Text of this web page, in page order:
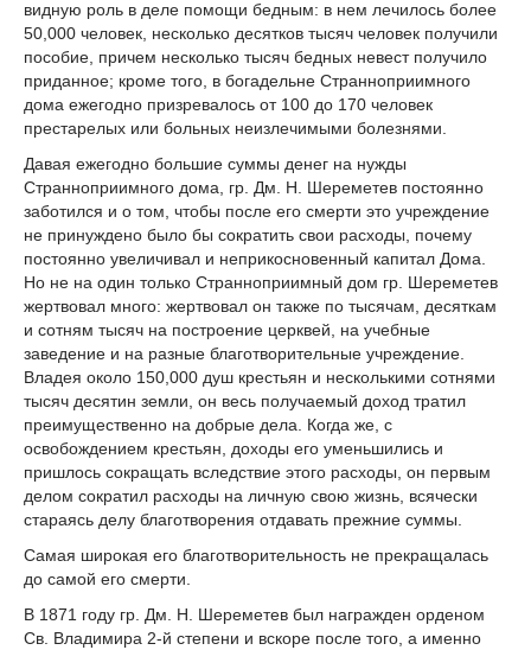
видную роль в деле помощи бедным: в нем лечилось более
50,000 человек, несколько десятков тысяч человек получили
пособие, причем несколько тысяч бедных невест получило
приданное; кроме того, в богадельне Странноприимного
дома ежегодно призревалось от 100 до 170 человек
престарелых или больных неизлечимыми болезнями.
Давая ежегодно большие суммы денег на нужды
Странноприимного дома, гр. Дм. Н. Шереметев постоянно
заботился и о том, чтобы после его смерти это учреждение
не принуждено было бы сократить свои расходы, почему
постоянно увеличивал и неприкосновенный капитал Дома.
Но не на один только Странноприимный дом гр. Шереметев
жертвовал много: жертвовал он также по тысячам, десяткам
и сотням тысяч на построение церквей, на учебные
заведение и на разные благотворительные учреждение.
Владея около 150,000 душ крестьян и несколькими сотнями
тысяч десятин земли, он весь получаемый доход тратил
преимущественно на добрые дела. Когда же, с
освобождением крестьян, доходы его уменьшились и
пришлось сокращать вследствие этого расходы, он первым
делом сократил расходы на личную свою жизнь, всячески
стараясь делу благотворения отдавать прежние суммы.
Самая широкая его благотворительность не прекращалась
до самой его смерти.
В 1871 году гр. Дм. Н. Шереметев был награжден орденом
Св. Владимира 2-й степени и вскоре после того, а именно